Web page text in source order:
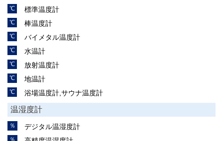
標準温度計
棒温度計
バイメタル温度計
水温計
放射温度計
地温計
浴場温度計,サウナ温度計
温湿度計
デジタル温湿度計